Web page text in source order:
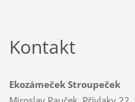
Kontakt
Ekozámeček Stroupeček